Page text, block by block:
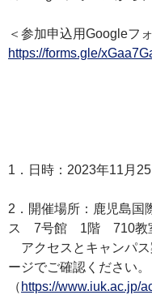
＜参加申込用Googleフ
https://forms.gle/
1．日時：2023年11月
2．開催場所：鹿児島
ス 7号館 1階 710教
アクセスとキャンパス
ージでご確認ください。
（ https://www.iuk.ac.jp/